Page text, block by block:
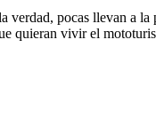
verdad, pocas llevan a
quieran vivir el